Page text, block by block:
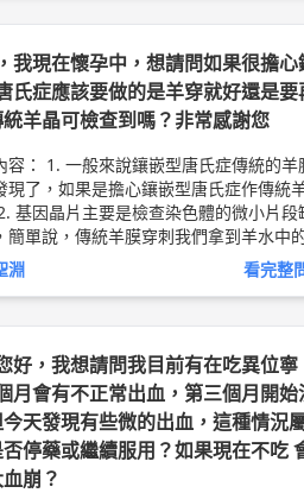
北禾馨民權婦幼中心 @ 楊梅禾馨怡仁 資
保留子宮的微創內視鏡，海扶治療 2️⃣無
檢查（5000元） 免麻醉冷刀子宮鏡切
刀切除黏膜下肌瘤 3️⃣海扶保宮治療肌瘤
坐到南港高鐵站?，再坐小黃?，過來十
2 樓 以上純係觀念交流，一切
民權 / 禾馨楊梅怡仁醫
博仁海扶中心 主治醫師 韓健明 醫師簡
2uX57GN
我現在懷孕中，想請問如果很擔心
氏症應該要做的是羊穿就好還是要
羊晶可檢查到嗎？非常感謝您
容： 1. 一般來說鑲嵌型唐氏症傳統的羊
現了，如果是擔心鑲嵌型唐氏症作傳統
基因晶片主要是檢查染色體的微小片段
簡單說，傳統羊膜穿刺我們拿到羊水中
顯微鏡下去看細胞內染色體的狀況，那
關係，所以有些太小的問題會沒辦法看
統羊膜穿刺看到；那基因晶片是把我們
個標準的基因晶片上然後跟標準的基因染
以檢查到些小於5Mb以下的染色體異常，
小於0.5Mb以下的問題、一些單基因疾
貧血... 等等，基因晶片也還是無法看到
統染色體檢查即可，亦或是需要作羊膜
再跟您產檢醫師作討論或比較適當 以上
淵 看完整
好，我想請問我目前有在吃異位寧
月會有不正常出血，第三個月開始
天發現有些微的出血，這種情況
停藥或繼續服用？如果現在不吃
崩？